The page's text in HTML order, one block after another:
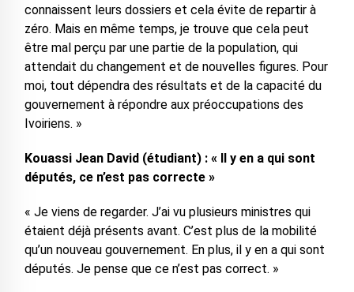
connaissent leurs dossiers et cela évite de repartir à
zéro. Mais en même temps, je trouve que cela peut
être mal perçu par une partie de la population, qui
attendait du changement et de nouvelles figures. Pour
moi, tout dépendra des résultats et de la capacité du
gouvernement à répondre aux préoccupations des
Ivoiriens. »
Kouassi Jean David (étudiant) : « Il y en a qui sont
députés, ce n’est pas correcte »
« Je viens de regarder. J’ai vu plusieurs ministres qui
étaient déjà présents avant. C’est plus de la mobilité
qu’un nouveau gouvernement. En plus, il y en a qui sont
députés. Je pense que ce n’est pas correct. »